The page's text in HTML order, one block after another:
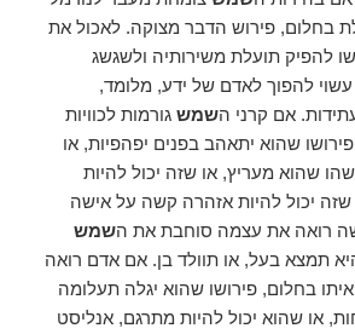
בחלום, פירוש הדבר מצוקה. לאכול את
להפיק תועלת משירותיה ולשגשג
להפוך לאדם של ידע, מלומד,
אם קרני השמש גורמות לכוויות
שהוא יתאהב בפנים יפהפיות, או
שהוא מעריץ, או שזה יכול להיות
שזה יכול להיות אזהרה קשה על אישה
רואה את עצמה סוחבת את השמש
תמצא בעל, או תוולד בן. אם אדם רואה
בחלום, פירושו שהוא יגלה תעלומה
או שהוא יכול להיות מתרגם, אנליסט